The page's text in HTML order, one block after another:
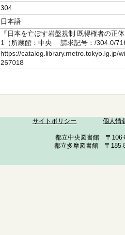
304
日本語
『日本を亡ぼす岩盤規制 既得権者の
1（所蔵館：中央 請求記号：/304.0/
https://catalog.library.metro.tokyo.lg.jp/
267018
サイトポリシー 個人情
都立中央図書館 〒
都立多摩図書館 〒185-